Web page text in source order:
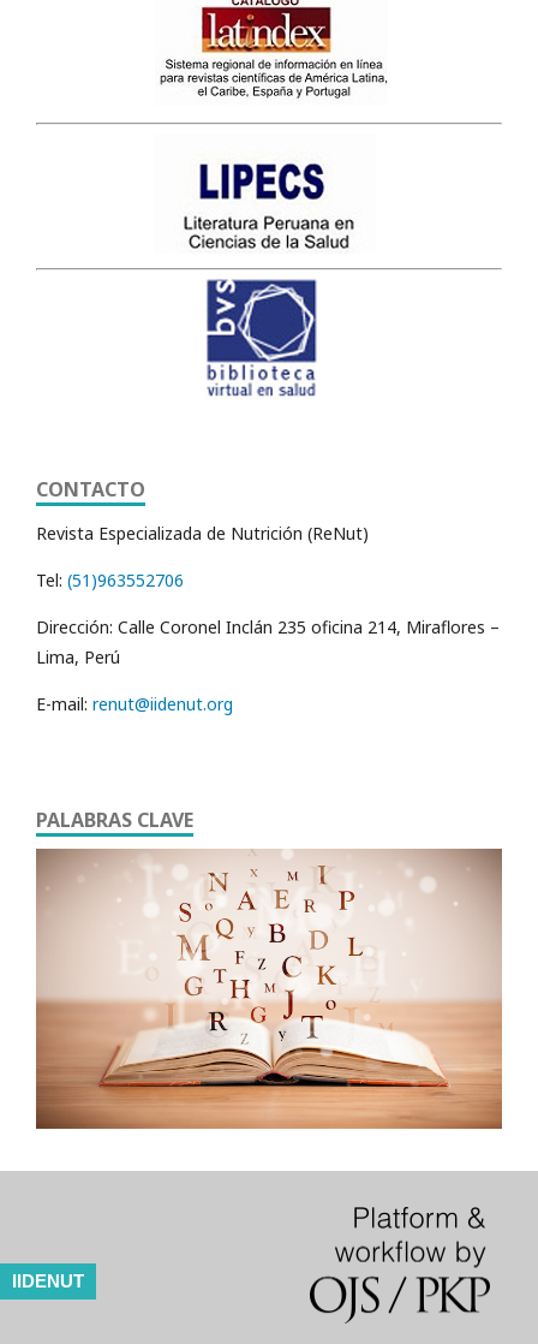
CONTACTO
Revista Especializada de Nutrición (ReNut)
Tel: (51)963552706
Dirección: Calle Coronel Inclán 235 oficina 214, Miraflores –
Lima, Perú
E-mail: renut@iidenut.org
IIDENUT
PALABRAS CLAVE